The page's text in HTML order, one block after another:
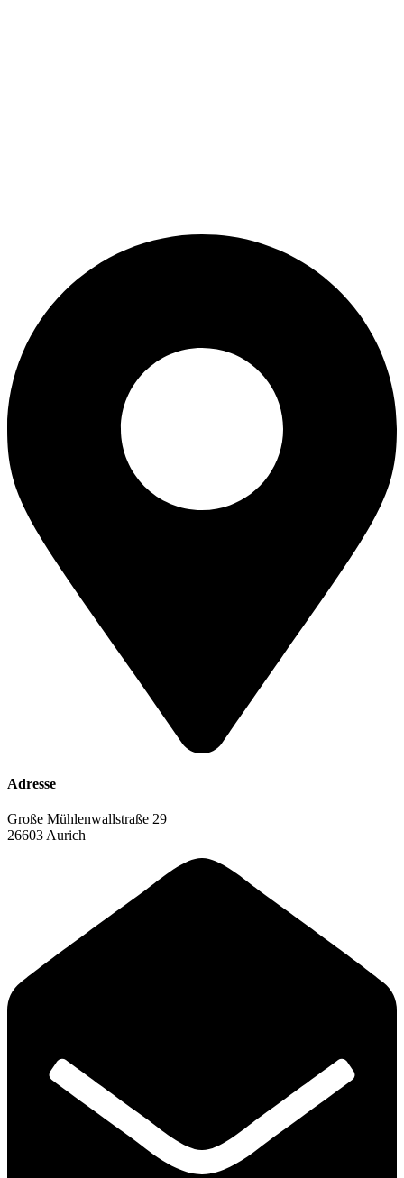
Adresse
Große Mühlenwallstraße 29
26603 Aurich